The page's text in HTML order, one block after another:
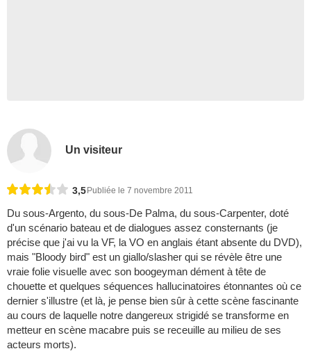
Un visiteur
3,5 Publiée le 7 novembre 2011
Du sous-Argento, du sous-De Palma, du sous-Carpenter, doté
d'un scénario bateau et de dialogues assez consternants (je
précise que j'ai vu la VF, la VO en anglais étant absente du DVD),
mais "Bloody bird" est un giallo/slasher qui se révèle être une
vraie folie visuelle avec son boogeyman dément à tête de
chouette et quelques séquences hallucinatoires étonnantes où ce
dernier s'illustre (et là, je pense bien sûr à cette scène fascinante
au cours de laquelle notre dangereux strigidé se transforme en
metteur en scène macabre puis se receuille au milieu de ses
acteurs morts).